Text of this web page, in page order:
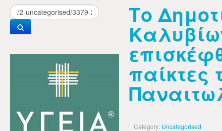
Το
παίκτες
Category: Uncategorised